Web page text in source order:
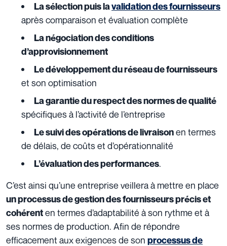
La sélection puis lavalidation des fournisseurs
après comparaison et évaluation complète
La négociation des conditions
d’approvisionnement
Le développement du réseau de fournisseurs
et son optimisation
La garantie du respect des normes de qualité
spécifiques à l’activité de l’entreprise
Le suivi des opérations de livraisonen termes
de délais, de coûts et d’opérationnalité
L’évaluation des performances.
C’est ainsi qu’une entreprise veillera à mettre en place
un processus de gestion des fournisseurs précis et
cohérenten termes d’adaptabilité à son rythme et à
ses normes de production. Afin de répondre
efficacement aux exigences de son processus de